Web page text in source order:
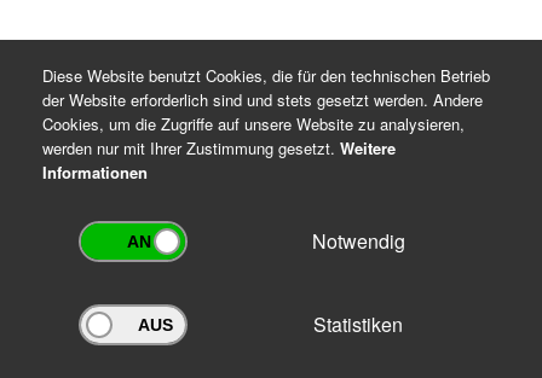
Archivportal Thüringen
Diese Website benutzt Cookies, die für den technischen Betrieb
der Website erforderlich sind und stets gesetzt werden. Andere
Cookies, um die Zugriffe auf unsere Website zu analysieren,
werden nur mit Ihrer Zustimmung gesetzt. Weitere
Informationen
Notwendig
Statistiken